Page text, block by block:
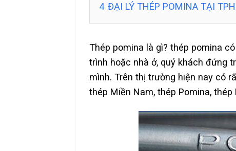
4 ĐẠI LÝ THÉP POMINA TẠI
Thép pomina là gì? thép pomina
trình hoặc nhà ở, quý khách đứng
mình. Trên thị trường hiện nay có
thép Miền Nam, thép Pomina, thép